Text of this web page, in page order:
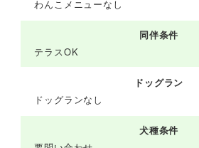
わんこメニューなし
同伴条件
テラスOK
ドッグラン
ドッグランなし
犬種条件